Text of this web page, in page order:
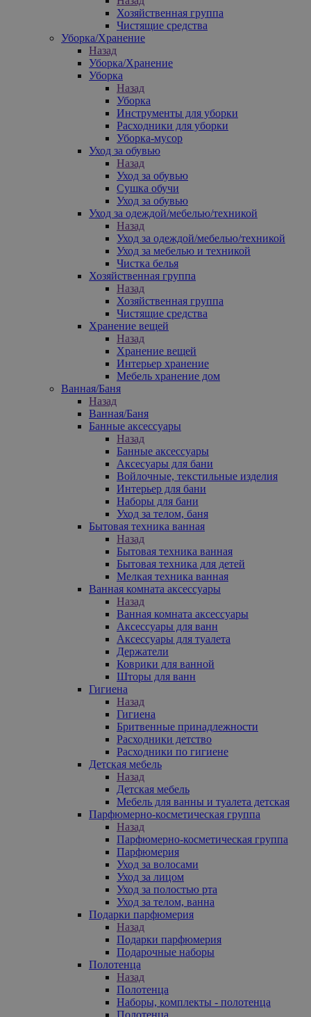
Хозяйственная группа
Чистящие средства
Уборка/Хранение
Назад
Уборка/Хранение
Уборка
Назад
Уборка
Инструменты для уборки
Расходники для уборки
Уборка-мусор
Уход за обувью
Назад
Уход за обувью
Сушка обучи
Уход за обувью
Уход за одеждой/мебелью/техникой
Назад
Уход за одеждой/мебелью/техникой
Уход за мебелью и техникой
Чистка белья
Хозяйственная группа
Назад
Хозяйственная группа
Чистящие средства
Хранение вещей
Назад
Хранение вещей
Интерьер хранение
Мебель хранение дом
Ванная/Баня
Назад
Ванная/Баня
Банные аксессуары
Назад
Банные аксессуары
Аксесуары для бани
Войлочные, текстильные изделия
Интерьер для бани
Наборы для бани
Уход за телом, баня
Бытовая техника ванная
Назад
Бытовая техника ванная
Бытовая техника для детей
Мелкая техника ванная
Ванная комната аксессуары
Назад
Ванная комната аксессуары
Аксессуары для ванн
Аксессуары для туалета
Держатели
Коврики для ванной
Шторы для ванн
Гигиена
Назад
Гигиена
Бритвенные принадлежности
Расходники детство
Расходники по гигиене
Детская мебель
Назад
Детская мебель
Мебель для ванны и туалета детская
Парфюмерно-косметическая группа
Назад
Парфюмерно-косметическая группа
Парфюмерия
Уход за волосами
Уход за лицом
Уход за полостью рта
Уход за телом, ванна
Подарки парфюмерия
Назад
Подарки парфюмерия
Подарочные наборы
Полотенца
Назад
Полотенца
Наборы, комплекты - полотенца
Полотенца